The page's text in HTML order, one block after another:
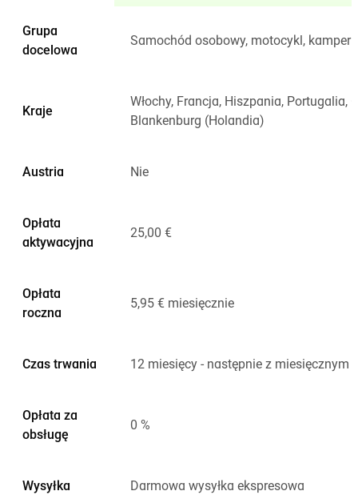
Grupa
docelowa
Samochód osobowy, motocykl, kamper
Kraje
Włochy, Francja, Hiszpania, Portugalia,
Blankenburg (Holandia)
Austria Nie
Opłata
aktywacyjna
25,00 €
Opłata
roczna
5,95 € miesięcznie
Czas trwania 12 miesięcy - następnie z miesięcznym
Opłata za
obsługę
0 %
Wysyłka Darmowa wysyłka ekspresowa